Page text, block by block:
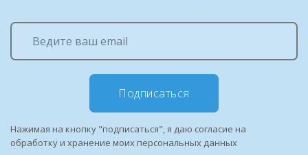
Подписаться
Нажимая на кнопку "подписаться", я даю согласие на
обработку и хранение моих персональных данных